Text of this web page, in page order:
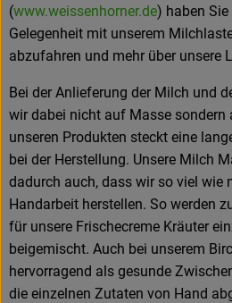
(www.weissenhorner.de) haben
Gelegenheit mit unserem
abzufahren und mehr über unsere
Bei der Anlieferung der Milch und
wir dabei nicht auf Masse
unseren Produkten steckt eine
bei der Herstellung. Unsere Milch
dadurch auch, dass wir so viel wie
Handarbeit herstellen. So werden
für unsere Frischecreme Kräuter
beigemischt. Auch bei unserem
hervorragend als gesunde
die einzelnen Zutaten von Hand